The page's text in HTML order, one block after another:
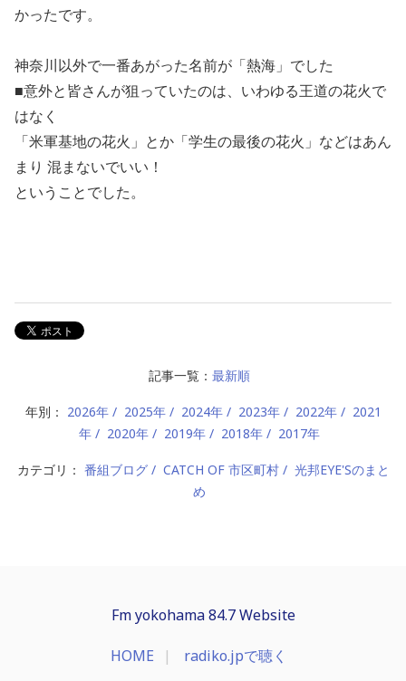
かったです。
神奈川以外で一番あがった名前が「熱海」でした
■意外と皆さんが狙っていたのは、いわゆる王道の花火で
はなく
「米軍基地の花火」とか「学生の最後の花火」などはあん
まり 混まないでいい！
ということでした。
記事一覧： 最新順
年別： 2026年 2025年 2024年 2023年 2022年
2021
年
2020年 2019年 2018年 2017年
カテゴリ： 番組ブログ CATCH OF 市区町村
光邦EYE'Sのまと
め
Fm yokohama 84.7 Website
HOME radiko.jpで聴く